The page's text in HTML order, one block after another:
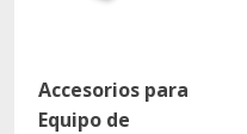
Accesorios para
Equipo de